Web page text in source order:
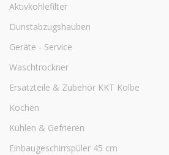
Aktivkohlefilter
Dunstabzugshauben
Geräte - Service
Waschtrockner
Ersatzteile & Zubehör KKT Kolbe
Kochen
Kühlen & Gefrieren
Einbaugeschirrspüler 45 cm